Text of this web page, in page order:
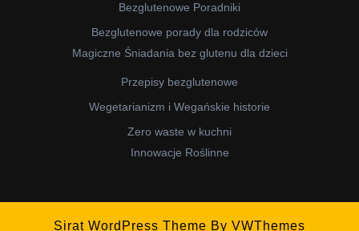
Bezglutenowe Poradniki
Bezglutenowe porady dla rodziców
Magiczne Śniadania bez glutenu dla dzieci
Przepisy bezglutenowe
Wegetarianizm i Wegańskie historie
Zero waste w kuchni
Innowacje Roślinne
Sirat WordPress Theme By VWThemes